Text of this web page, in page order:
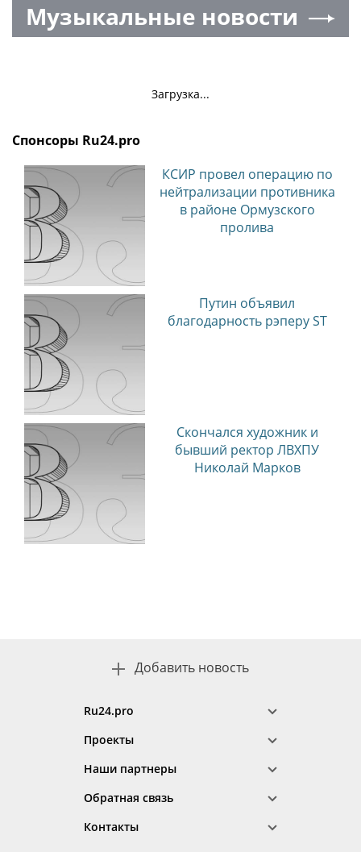
Музыкальные новости
Загрузка...
Спонсоры Ru24.pro
КСИР провел операцию по
нейтрализации противника
в районе Ормузского
пролива
Путин объявил
благодарность рэперу ST
Скончался художник и
бывший ректор ЛВХПУ
Николай Марков
Добавить новость
Ru24.pro
Проекты
Наши партнеры
Обратная связь
Контакты